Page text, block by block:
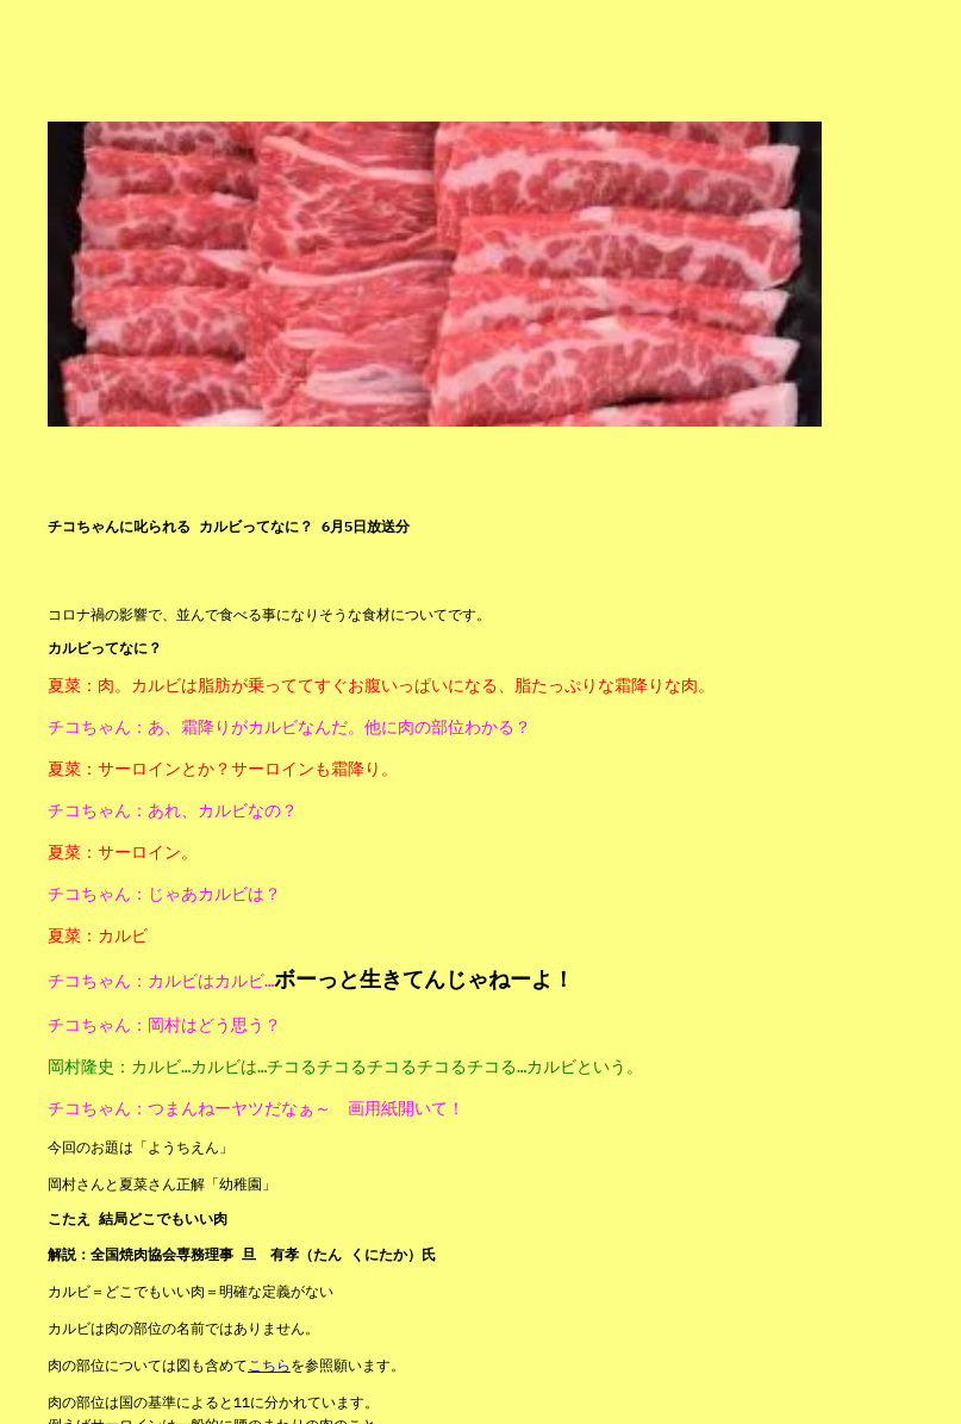
チコちゃんに叱られる カルビってなに？ 6月5日放送分
コロナ禍の影響で、並んで食べる事になりそうな食材についてです。
カルビってなに？
夏菜：肉。カルビは脂肪が乗っててすぐお腹いっぱいになる、脂たっぷりな霜降りな肉。
チコちゃん：あ、霜降りがカルビなんだ。他に肉の部位わかる？
夏菜：サーロインとか？サーロインも霜降り。
チコちゃん：あれ、カルビなの？
夏菜：サーロイン。
チコちゃん：じゃあカルビは？
夏菜：カルビ
チコちゃん：カルビはカルビ…ボーっと生きてんじゃねーよ！
チコちゃん：岡村はどう思う？
岡村隆史：カルビ…カルビは…チコるチコるチコるチコるチコる…カルビという。
チコちゃん：つまんねーヤツだなぁ～ 画用紙開いて！
今回のお題は「ようちえん」
岡村さんと夏菜さん正解「幼稚園」
こたえ 結局どこでもいい肉
解説：全国焼肉協会専務理事 旦 有孝（たん くにたか）氏
カルビ＝どこでもいい肉＝明確な定義がない
カルビは肉の部位の名前ではありません。
肉の部位については図も含めてこちら を参照願います。
肉の部位は国の基準によると11に分かれています。